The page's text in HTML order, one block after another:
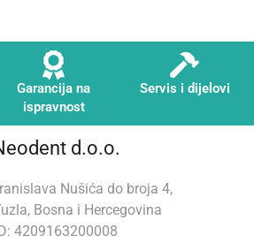
Garancija na
ispravnost
Servis i dijelovi
d.o.o.
Nušića do broja 4,
Bosna i Hercegovina
ID: 4209163200008